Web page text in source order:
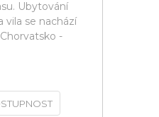
Ubytování
vila se nachází
-